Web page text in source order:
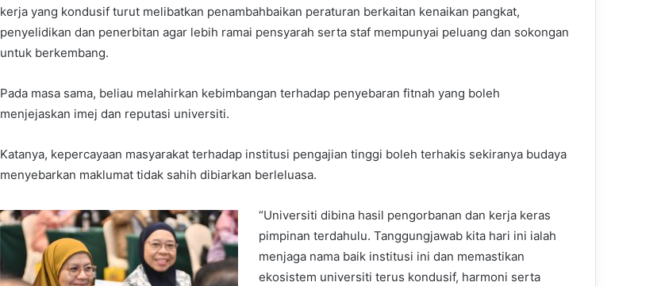
kerja yang kondusif turut melibatkan penambahbaikan peraturan berkaitan kenaikan pangkat,
penyelidikan dan penerbitan agar lebih ramai pensyarah serta staf mempunyai peluang dan sokongan
untuk berkembang.
Pada masa sama, beliau melahirkan kebimbangan terhadap penyebaran fitnah yang boleh
menjejaskan imej dan reputasi universiti.
Katanya, kepercayaan masyarakat terhadap institusi pengajian tinggi boleh terhakis sekiranya budaya
menyebarkan maklumat tidak sahih dibiarkan berleluasa.
“Universiti dibina hasil pengorbanan dan kerja keras
pimpinan terdahulu. Tanggungjawab kita hari ini ialah
menjaga nama baik institusi ini dan memastikan
ekosistem universiti terus kondusif, harmoni serta